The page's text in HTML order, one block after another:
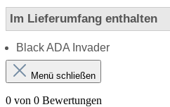
Im Lieferumfang enthalten
Black ADA Invader
Menü schließen
0 von 0 Bewertungen